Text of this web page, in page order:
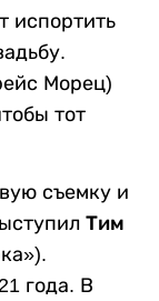
испортить
Морец)
тот
съемку и
Тим
года. В